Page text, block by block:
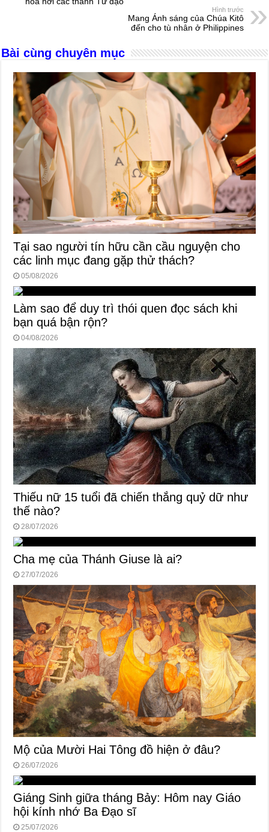
k
s
Hình trước
Mang Ánh sáng của Chúa Kitô
đến cho tù nhân ở Philippines
Bài cùng chuyên mục
Tại sao người tín hữu cần cầu nguyện cho
các linh mục đang gặp thử thách?
05/08/2026
Làm sao để duy trì thói quen đọc sách khi
bạn quá bận rộn?
04/08/2026
Thiếu nữ 15 tuổi đã chiến thắng quỷ dữ như
thế nào?
28/07/2026
Cha mẹ của Thánh Giuse là ai?
27/07/2026
Mộ của Mười Hai Tông đồ hiện ở đâu?
26/07/2026
Giáng Sinh giữa tháng Bảy: Hôm nay Giáo
hội kính nhớ Ba Đạo sĩ
25/07/2026